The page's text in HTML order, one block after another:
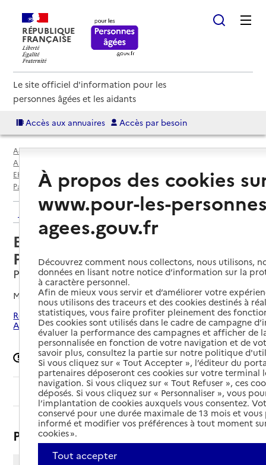
RÉPUBLIQUE
FRANÇAISE
Le site officiel d'information pour les
personnes âgées et les aidants
Accès aux annuaires Accès par besoin
Accueil
Espace annuaire
Annuaire EHPAD et maisons de retraite
EHPAD par département
Paris (75)
Paris 12e Arrondissement
EHPAD Petites Soeurs des Pauvres
Retour aux résultats de l'annuaire
EHPAD Petites Soeurs des
Pauvres
Paris 12e Arrondissement, PARIS
Mis à jour le23/02/2026
Rechercher les établissements autour de Paris 12e
Arrondissement
Signaler une erreur
Sommaire
Présentation
À propos des cookies
www.pour-les-
agees.gouv.fr
Découvrez comment nous collectons, nous utilisons,
données en lisant notre notice d’information sur la
à caractère personnel.
Afin de mieux vous servir et d’améliorer votre
nous utilisons des traceurs et des cookies destinés à
statistiques, vous faire profiter pleinement des
Des cookies sont utilisés dans le cadre de campagne
évaluer la performance des campagnes et afficher de
personnalisée en fonction de votre navigation et de
savoir plus, consultez la partie sur notre politique
Si vous cliquez sur « Tout Accepter », l’éditeur du
partenaires déposeront ces cookies sur votre terminal
navigation. Si vous cliquez sur « Tout Refuser », ces
déposés. Si vous cliquez sur « Personnaliser », vous
l’implantation de cookies auxquels vous consentez.
conservé pour une durée maximale de 13 mois et
informé et modifier vos préférences à tout moment
cookies ».
Tout accepter